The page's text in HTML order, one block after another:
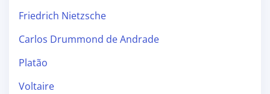
Friedrich Nietzsche
Carlos Drummond de Andrade
Platão
Voltaire